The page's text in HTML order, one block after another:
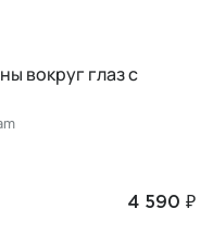
вокруг глаз с
4 590 ₽